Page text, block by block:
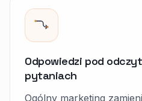
Odpowiedzi pod
pytaniach
Ogólny marketing